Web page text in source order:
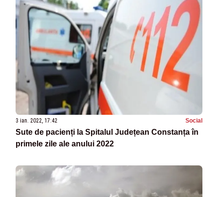
3 ian. 2022, 17:42 Social
Sute de pacienți la Spitalul Județean Constanța în
primele zile ale anului 2022